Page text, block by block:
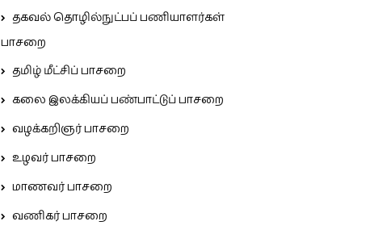
தகவல் தொழில்நுட்பப் பணியாளர்கள்
பாசறை
தமிழ் மீட்சிப் பாசறை
கலை இலக்கியப் பண்பாட்டுப் பாசறை
வழக்கறிஞர் பாசறை
உழவர் பாசறை
மாணவர் பாசறை
வணிகர் பாசறை